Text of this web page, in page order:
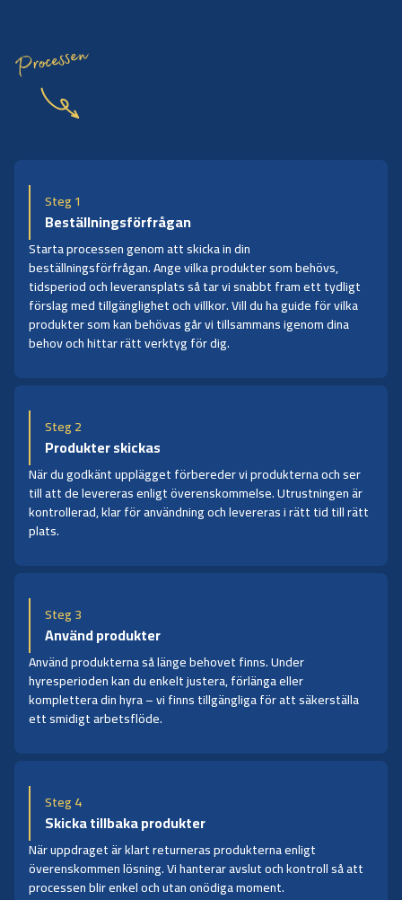
Processen
Steg 1
Beställningsförfrågan
Starta processen genom att skicka in din
beställningsförfrågan. Ange vilka produkter som behövs,
tidsperiod och leveransplats så tar vi snabbt fram ett tydligt
förslag med tillgänglighet och villkor. Vill du ha guide för vilka
produkter som kan behövas går vi tillsammans igenom dina
behov och hittar rätt verktyg för dig.
Steg 2
Produkter skickas
När du godkänt upplägget förbereder vi produkterna och ser
till att de levereras enligt överenskommelse. Utrustningen är
kontrollerad, klar för användning och levereras i rätt tid till rätt
plats.
Steg 3
Använd produkter
Använd produkterna så länge behovet finns. Under
hyresperioden kan du enkelt justera, förlänga eller
komplettera din hyra – vi finns tillgängliga för att säkerställa
ett smidigt arbetsflöde.
Steg 4
Skicka tillbaka produkter
När uppdraget är klart returneras produkterna enligt
överenskommen lösning. Vi hanterar avslut och kontroll så att
processen blir enkel och utan onödiga moment.